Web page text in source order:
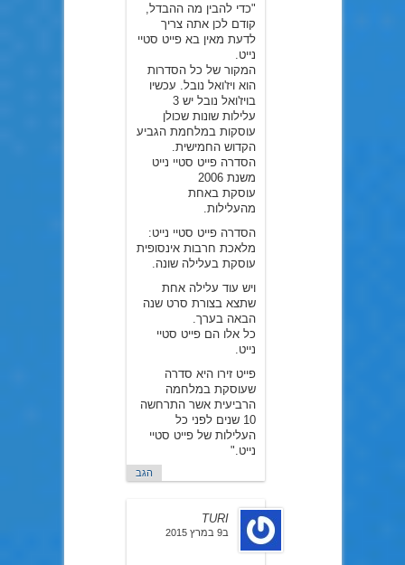
"כדי להבין מה ההבדל,
קודם לכן אתה צריך
לדעת מאין בא פייט סטיי
נייט.
המקור של כל הסדרות
הוא ויז'ואל נובל. עכשיו
בויז'ואל נובל יש 3
עלילות שונות שכולן
עוסקות במלחמת הגביע
הקדוש החמישית.
הסדרה פייט סטיי נייט
משנת 2006
עוסקת באחת
מהעלילות.
הסדרה פייט סטיי נייט:
מלאכת חרבות אינסופית
עוסקת בעלילה שונה.
ויש עוד עלילה אחת
שתצא בצורת סרט שנה
הבאה בערך.
כל אלו הם פייט סטיי
נייט.
פייט זירו היא סדרה
שעוסקת במלחמה
הרביעית אשר התרחשה
10 שנים לפני כל
העלילות של פייט סטיי
נייט."
הגב
TURI
ב9 במרץ 2015